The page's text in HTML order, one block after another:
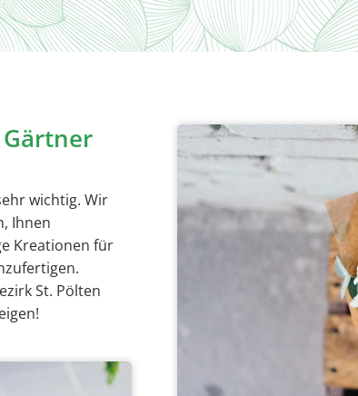
wichtig. Wir
Ihnen
Kreationen für
St. Pölten